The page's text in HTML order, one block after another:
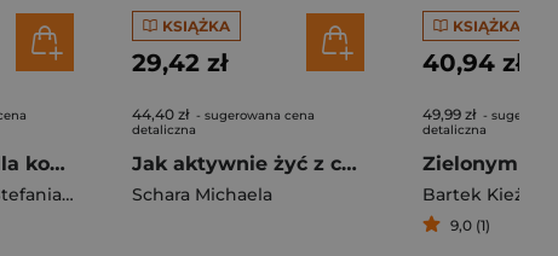
Atlas ćwiczeń dla kobiet Przewodnik kulturystki. Podejście anatomiczne
Tadeusz
KSIĄŻKA
29,42 zł
44,40 zł - sugerowana cena
detaliczna
Jak aktywnie żyć z chorobą Leśniowskiego-Crohna. Skuteczne sposoby na ból, apetyt oraz wsparcie psychiczne w codziennych wyzwaniach
Schara Michaela
KSIĄŻKA
40,94 zł
49,99 zł -
detaliczna
Bartek Kieżun
9,0 (1)